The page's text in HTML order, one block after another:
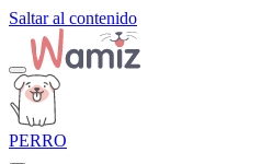
Saltar al contenido
PERRO